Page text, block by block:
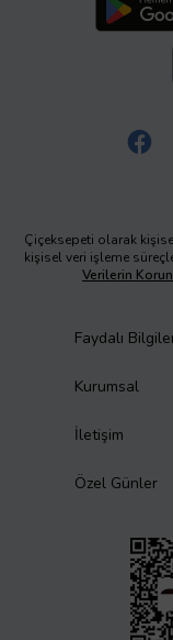
Çiçeksepeti olarak
kişisel veri işleme
Verilerin
Faydalı
Kurumsal
İletişim
Özel Günler